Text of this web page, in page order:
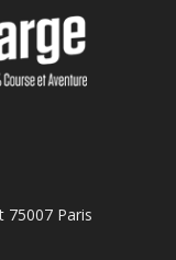
75007 Paris